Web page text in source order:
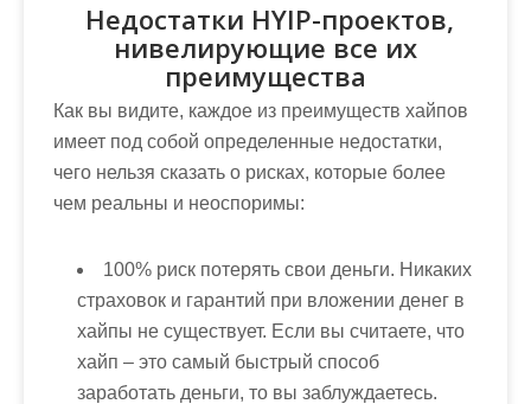
Недостатки HYIP-проектов,
нивелирующие все их
преимущества
Как вы видите, каждое из преимуществ хайпов
имеет под собой определенные недостатки,
чего нельзя сказать о рисках, которые более
чем реальны и неоспоримы:
100% риск потерять свои деньги. Никаких
страховок и гарантий при вложении денег в
хайпы не существует. Если вы считаете, что
хайп – это самый быстрый способ
заработать деньги, то вы заблуждаетесь.